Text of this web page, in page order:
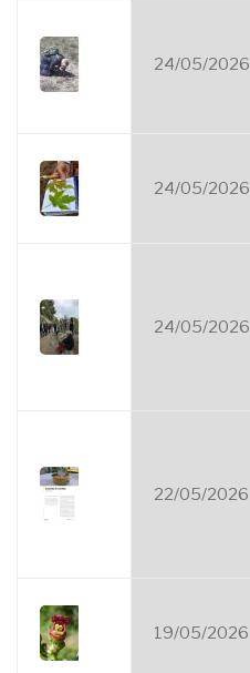
24/05/2026
24/05/2026
24/05/2026
22/05/2026
19/05/2026